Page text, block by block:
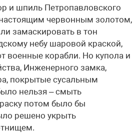
и шпиль Петропавловского
червонным золотом,
замаскировать в тон
небу шаровой краской,
военные корабли. Но купола и
Инженерного замка,
покрытые сусальным
нельзя – смыть
потом было бы
решено укрыть